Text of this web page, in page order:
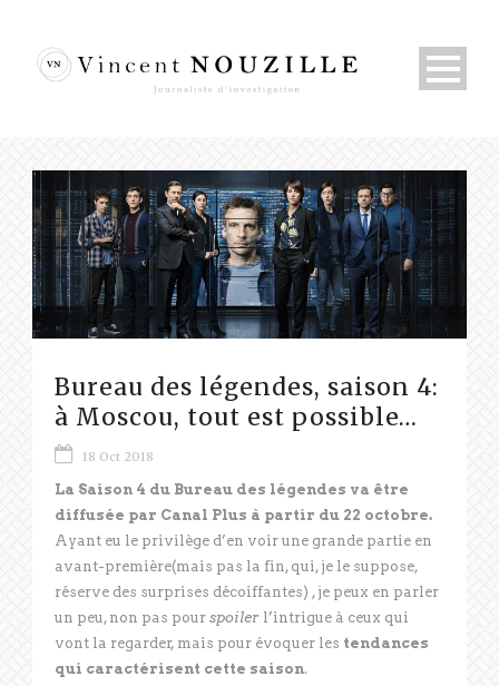
Bureau des légendes, saison 4:
à Moscou, tout est possible…
18 Oct 2018
La Saison 4 du Bureau des légendes va être
diffusée par Canal Plus à partir du 22 octobre.
Ayant eu le privilège d’en voir une grande partie en
avant-première(mais pas la fin, qui, je le suppose,
réserve des surprises décoiffantes) , je peux en parler
un peu, non pas pour spoiler l’intrigue à ceux qui
vont la regarder, mais pour évoquer les tendances
qui caractérisent cette saison.